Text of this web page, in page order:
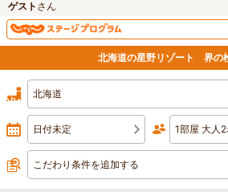
ゲスト さん
北海道の星野リゾート 界の
北海道
日付未定 1部屋 大人2
こだわり条件を追加する